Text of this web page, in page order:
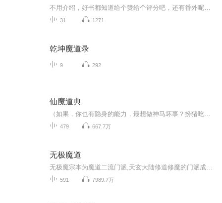
31 1271
乾坤魔道录
9 292
仙魔道典
479 667.7万
无极魔道
591 7989.7万